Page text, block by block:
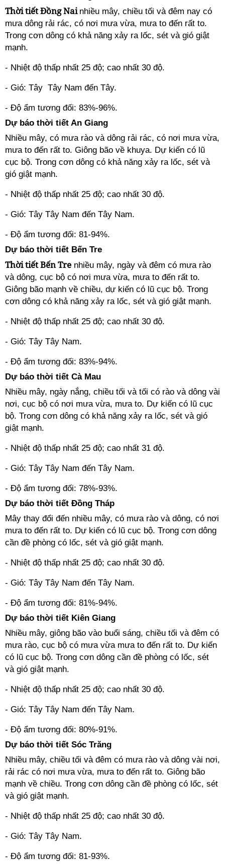
Thời tiết Đồng Nai nhiều mây, chiều tối và đêm nay có
mưa dông rải rác, có nơi mưa vừa, mưa to đến rất to.
Trong cơn dông có khả năng xảy ra lốc, sét và gió giật
mạnh.
- Nhiệt độ thấp nhất 25 độ; cao nhất 30 độ.
- Gió: Tây Tây Nam đến Tây.
- Độ ẩm tương đối: 83%-96%.
Dự báo thời tiết An Giang
Nhiều mây, có mưa rào và dông rải rác, có nơi mưa vừa,
mưa to đến rất to. Giông bão về khuya. Dự kiến có lũ
cục bộ. Trong cơn dông có khả năng xảy ra lốc, sét và
gió giật mạnh.
- Nhiệt độ thấp nhất 25 độ; cao nhất 30 độ.
- Gió: Tây Tây Nam đến Tây Nam.
- Độ ẩm tương đối: 81-94%.
Dự báo thời tiết Bến Tre
Thời tiết Bến Tre nhiều mây, ngày và đêm có mưa rào
và dông, cục bộ có nơi mưa vừa, mưa to đến rất to.
Giông bão mạnh về chiều, dự kiến có lũ cục bộ. Trong
cơn dông có khả năng xảy ra lốc, sét và gió giật mạnh.
- Nhiệt độ thấp nhất 25 độ; cao nhất 30 độ.
- Gió: Tây Tây Nam.
- Độ ẩm tương đối: 83%-94%.
Dự báo thời tiết Cà Mau
Nhiều mây, ngày nắng, chiều tối và tối có rào và dông vài
nơi, cục bộ có nơi mưa vừa, mưa to. Dự kiến có lũ cục
bộ. Trong cơn dông có khả năng xảy ra lốc, sét và gió
giật mạnh.
- Nhiệt độ thấp nhất 25 độ; cao nhất 31 độ.
- Gió: Tây Tây Nam đến Tây Nam.
- Độ ẩm tương đối: 78%-93%.
Dự báo thời tiết Đồng Tháp
Mây thay đổi đến nhiều mây, có mưa rào và dông, có nơi
mưa to đến rất to. Dự kiến có lũ cục bộ. Trong cơn dông
cần đề phòng có lốc, sét và gió giật mạnh.
- Nhiệt độ thấp nhất 25 độ; cao nhất 30 độ.
- Gió: Tây Tây Nam đến Tây Nam.
- Độ ẩm tương đối: 81%-94%.
Dự báo thời tiết Kiên Giang
Nhiều mây, giông bão vào buổi sáng, chiều tối và đêm có
mưa rào, cục bộ có mưa vừa mưa to đến rất to. Dự kiến
có lũ cục bộ. Trong cơn dông cần đề phòng có lốc, sét
và gió giật mạnh.
- Nhiệt độ thấp nhất 25 độ; cao nhất 30 độ.
- Gió: Tây Tây Nam đến Tây Nam.
- Độ ẩm tương đối: 80%-91%.
Dự báo thời tiết Sóc Trăng
Nhiều mây, chiều tối và đêm có mưa rào và dông vài nơi,
rải rác có nơi mưa vừa, mưa to đến rất to. Giông bão
mạnh về chiều. Trong cơn dông cần đề phòng có lốc, sét
và gió giật mạnh.
- Nhiệt độ thấp nhất 25 độ; cao nhất 30 độ.
- Gió: Tây Tây Nam.
- Độ ẩm tương đối: 81-93%.